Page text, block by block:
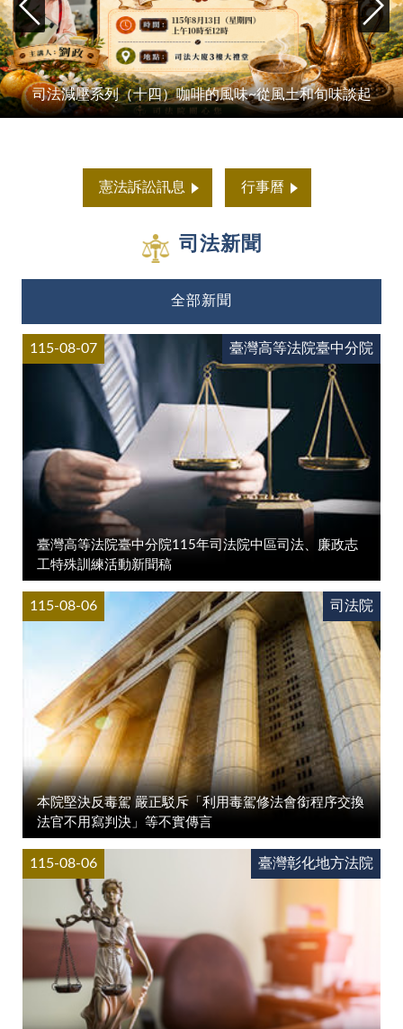
司法減壓系列（十四）咖啡的風味~從風土和旬味談起
憲法訴訟訊息 行事曆
司法新聞
全部新聞
臺灣高等法院臺中分院115年司法院中區司法、廉政志
工特殊訓練活動新聞稿
115-08-07 臺灣高等法院臺中分院
本院堅決反毒駕 嚴正駁斥「利用毒駕修法會銜程序交換
法官不用寫判決」等不實傳言
115-08-06 司法院
115-08-06 臺灣彰化地方法院